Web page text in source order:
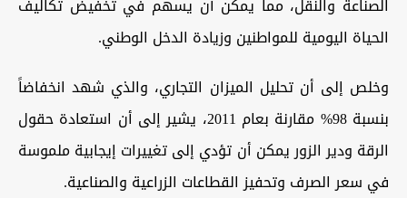
الصناعة والنقل، مما يمكن أن يسهم في تخفيض تكاليف
الحياة اليومية للمواطنين وزيادة الدخل الوطني.
وخلص إلى أن تحليل الميزان التجاري، والذي شهد انخفاضاً
بنسبة 98% مقارنة بعام 2011، يشير إلى أن استعادة حقول
الرقة ودير الزور يمكن أن تؤدي إلى تغييرات إيجابية ملموسة
في سعر الصرف وتحفيز القطاعات الزراعية والصناعية.